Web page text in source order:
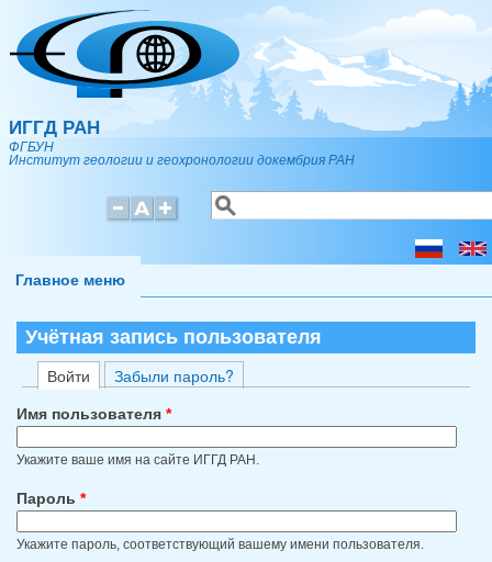
Перейти к основному содержанию
ИГГД РАН
ФГБУН
Институт геологии и геохронологии докембрия РАН
Форма поиска
Поиск
Главное меню
Учётная запись пользователя
Главные вкладки
Войти (активная вкладка)
Забыли пароль?
Имя пользователя *
Укажите ваше имя на сайте ИГГД РАН.
Пароль *
Укажите пароль, соответствующий вашему имени пользователя.